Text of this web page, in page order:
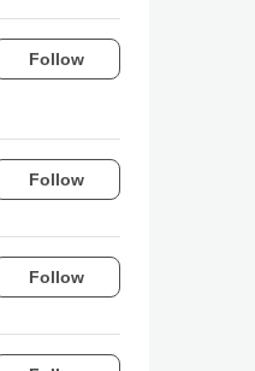
Follow
Follow
Follow